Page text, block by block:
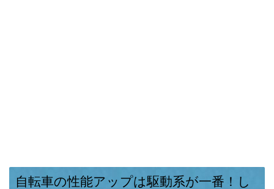
自転車の性能アップは駆動系が一番！し